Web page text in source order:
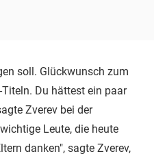
soll. Glückwunsch zum
Du hättest ein paar
Zverev bei der
Leute, die heute
danken", sagte Zverev,